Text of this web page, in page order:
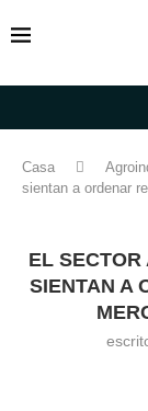
Casa
sientan a ordenar
EL
SIENTAN A